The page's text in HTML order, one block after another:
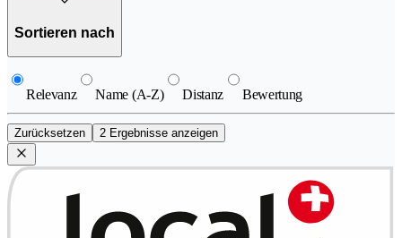
Sortieren nach
Relevanz Name (A-Z) Distanz Bewertung
Zurücksetzen 2 Ergebnisse anzeigen